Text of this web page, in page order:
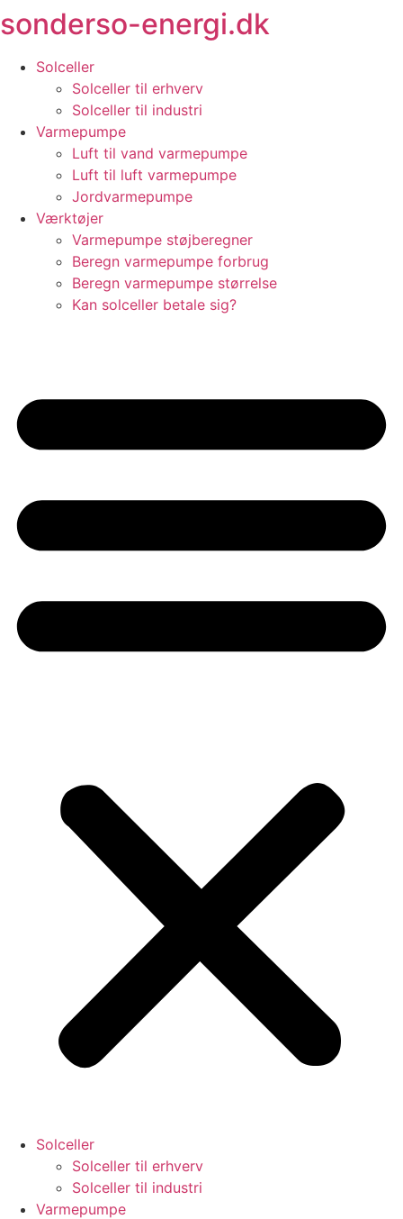
Videre
til
indhold
sonderso-energi.dk
Solceller
Solceller til erhverv
Solceller til industri
Varmepumpe
Luft til vand varmepumpe
Luft til luft varmepumpe
Jordvarmepumpe
Værktøjer
Varmepumpe støjberegner
Beregn varmepumpe forbrug
Beregn varmepumpe størrelse
Kan solceller betale sig?
Solceller
Solceller til erhverv
Solceller til industri
Varmepumpe